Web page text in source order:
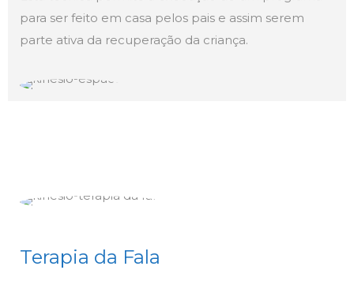
para ser feito em casa pelos pais e assim serem
parte ativa da recuperação da criança.
Terapia da Fala